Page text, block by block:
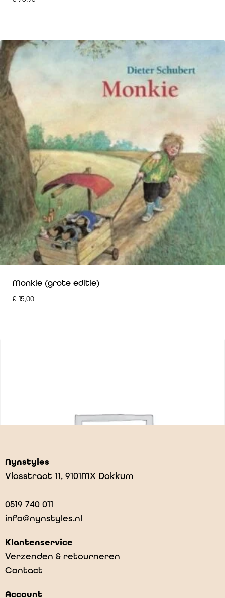
Monkie (grote editie)
€ 15,00
Nynstyles
Vlasstraat 11, 9101MX Dokkum
0519 740 011
info@nynstyles.nl
Klantenservice
Verzenden & retourneren
Contact
Account